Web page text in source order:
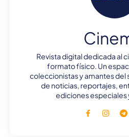
Revista digital dedicada al
formato físico. Un
coleccionistas y amantes del
de noticias, reportajes,
ediciones especiales